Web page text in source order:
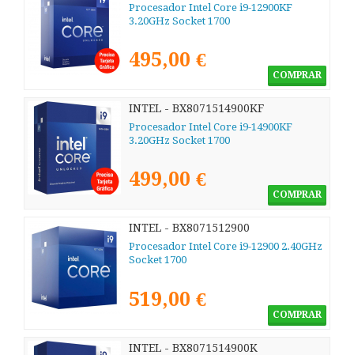
Procesador Intel Core i9-12900KF
3.20GHz Socket 1700
495,00 €
COMPRAR
INTEL - BX8071514900KF
Procesador Intel Core i9-14900KF
3.20GHz Socket 1700
499,00 €
COMPRAR
INTEL - BX8071512900
Procesador Intel Core i9-12900 2.40GHz
Socket 1700
519,00 €
COMPRAR
INTEL - BX8071514900K